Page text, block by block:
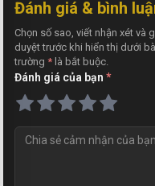
Đánh giá & bình
Chọn số sao, viết nhận xét
duyệt trước khi hiển thị dưới
trường * là bắt buộc.
Đánh giá của bạn *